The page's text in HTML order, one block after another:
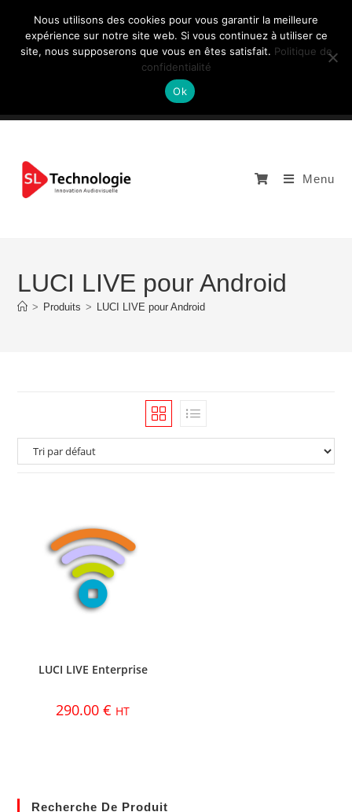
NOUS CONTACTEZ: +33 (0)4 77 81 49 35
Menu
LUCI LIVE pour Android
> Produits > LUCI LIVE pour Android
LUCI LIVE Enterprise
290.00€ HT
Recherche De Produit
Nous utilisons des cookies pour vous garantir la meilleure
expérience sur notre site web. Si vous continuez à utiliser ce
site, nous supposerons que vous en êtes satisfait. Politique de
confidentialité
Ok